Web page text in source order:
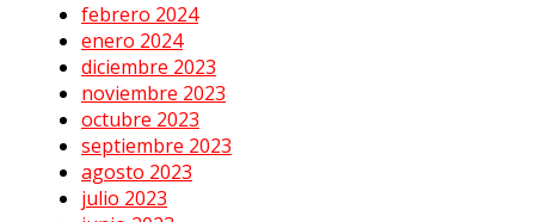
febrero 2024
enero 2024
diciembre 2023
noviembre 2023
octubre 2023
septiembre 2023
agosto 2023
julio 2023